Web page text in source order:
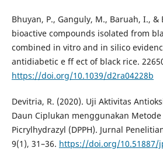
Bhuyan, P., Ganguly, M., Baruah, I., &
bioactive compounds isolated from
combined in vitro and in silico
antidiabetic e ff ect of black rice.
https://doi.org/10.1039/d2ra04228b
Devitria, R. (2020). Uji Aktivitas
Daun Ciplukan menggunakan
Picrylhydrazyl (DPPH). Jurnal
9(1), 31–36. https://doi.org/10.51887/